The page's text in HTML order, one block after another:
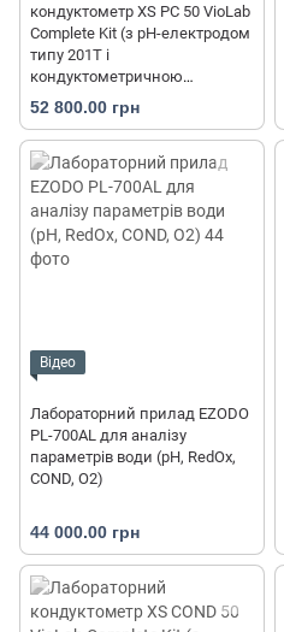
кондуктометр XS PC 50 VioLab
Complete Kit (з pH-електродом
типу 201T і
кондуктометричною
коміркою типу 2301T)
52 800.00 грн
Відео
Лабораторний прилад EZODO
PL-700AL для аналізу
параметрів води (рН, RedOx,
COND, O2)
44 000.00 грн